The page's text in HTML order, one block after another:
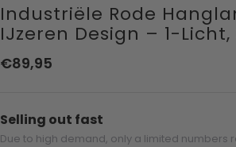
Industriële Rode
IJzeren Design – 1-
Aanbiedingsprijs
€89,95
Selling out fast
Due to high demand, only a limited numbers